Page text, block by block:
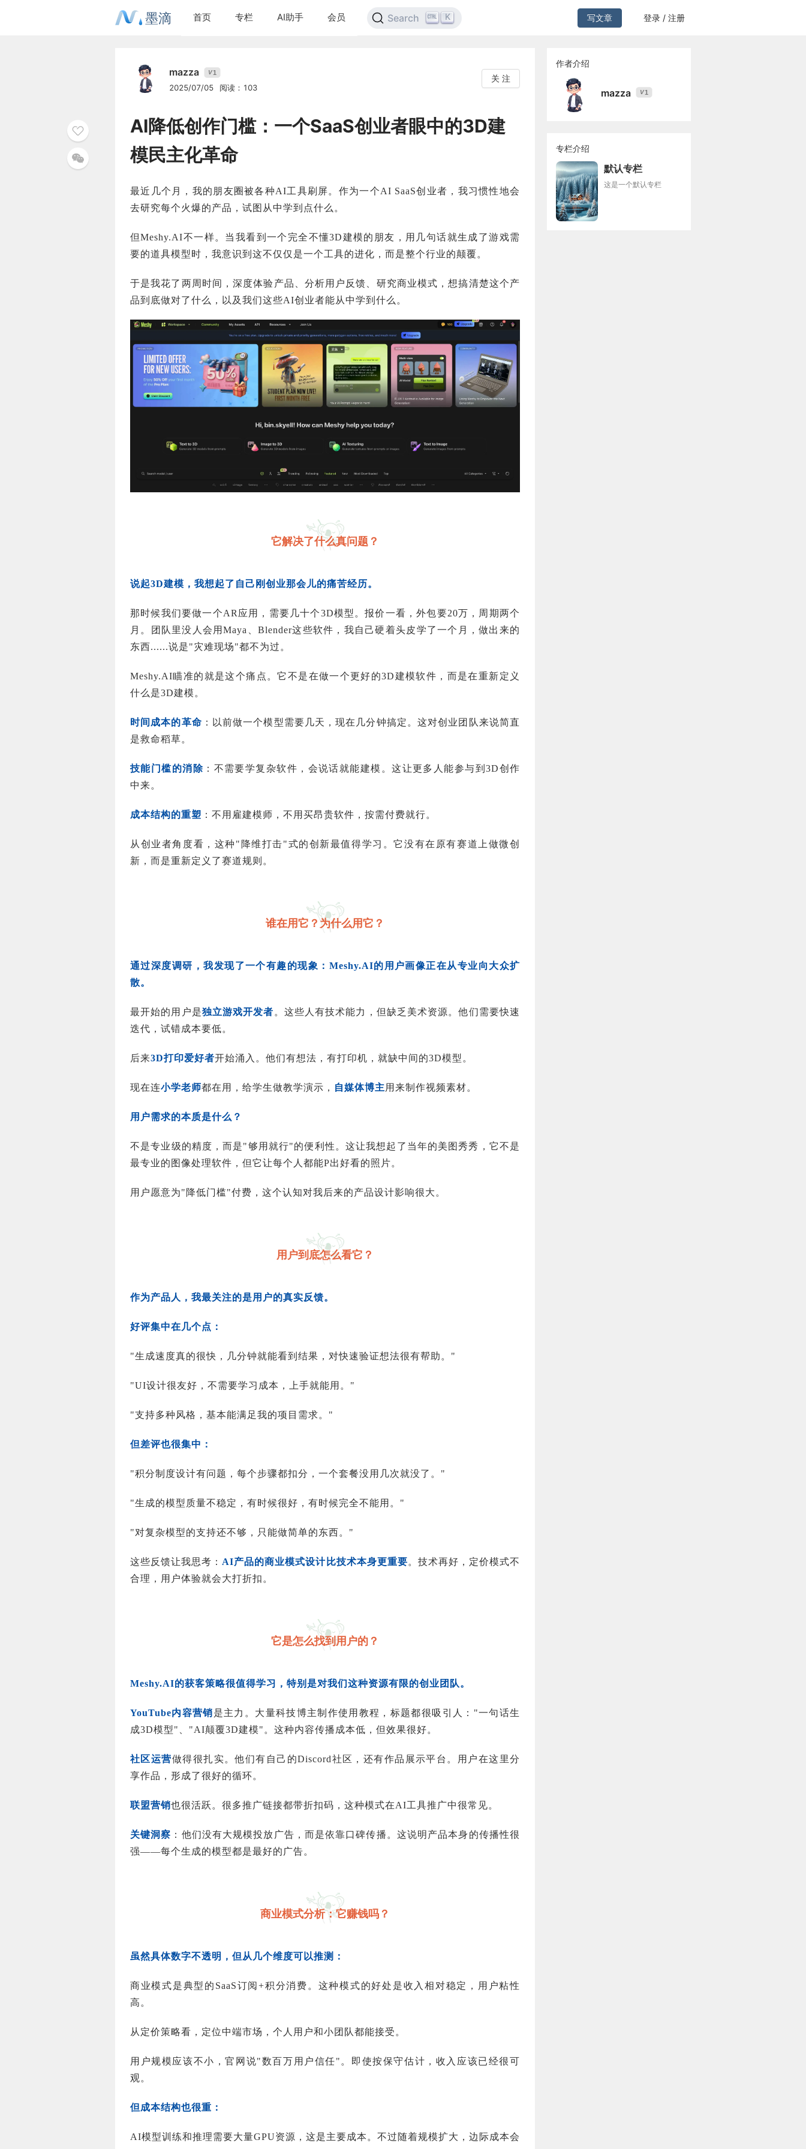
墨滴 首页 专栏 AI助手 会员 Search K 写文章 登录 / 注册
mazza V1
2025/07/05 阅读：103
关 注
AI降低创作门槛：一个SaaS创业者眼中的3D建
模民主化革命
最近几个月，我的朋友圈被各种AI工具刷屏。作为一个AI SaaS创业者，我习惯性地会
去研究每个火爆的产品，试图从中学到点什么。
但Meshy.AI不一样。当我看到一个完全不懂3D建模的朋友，用几句话就生成了游戏需
要的道具模型时，我意识到这不仅仅是一个工具的进化，而是整个行业的颠覆。
于是我花了两周时间，深度体验产品、分析用户反馈、研究商业模式，想搞清楚这个产
品到底做对了什么，以及我们这些AI创业者能从中学到什么。
它解决了什么真问题？
说起3D建模，我想起了自己刚创业那会儿的痛苦经历。
那时候我们要做一个AR应用，需要几十个3D模型。报价一看，外包要20万，周期两个
月。团队里没人会用Maya、Blender这些软件，我自己硬着头皮学了一个月，做出来的
东西......说是"灾难现场"都不为过。
Meshy.AI瞄准的就是这个痛点。它不是在做一个更好的3D建模软件，而是在重新定义
什么是3D建模。
时间成本的革命 ：以前做一个模型需要几天，现在几分钟搞定。这对创业团队来说简直
是救命稻草。
技能门槛的消除 ：不需要学复杂软件，会说话就能建模。这让更多人能参与到3D创作
中来。
成本结构的重塑 ：不用雇建模师，不用买昂贵软件，按需付费就行。
从创业者角度看，这种"降维打击"式的创新最值得学习。它没有在原有赛道上做微创
新，而是重新定义了赛道规则。
谁在用它？为什么用它？
通过深度调研，我发现了一个有趣的现象：Meshy.AI的用户画像正在从专业向大众扩
散。
最开始的用户是独立游戏开发者 。这些人有技术能力，但缺乏美术资源。他们需要快速
迭代，试错成本要低。
后来3D打印爱好者开始涌入。他们有想法，有打印机，就缺中间的3D模型。
现在连小学老师都在用，给学生做教学演示， 自媒体博主用来制作视频素材。
用户需求的本质是什么？
不是专业级的精度，而是"够用就行"的便利性。这让我想起了当年的美图秀秀，它不是
最专业的图像处理软件，但它让每个人都能P出好看的照片。
用户愿意为"降低门槛"付费，这个认知对我后来的产品设计影响很大。
用户到底怎么看它？
作为产品人，我最关注的是用户的真实反馈。
好评集中在几个点：
"生成速度真的很快，几分钟就能看到结果，对快速验证想法很有帮助。"
"UI设计很友好，不需要学习成本，上手就能用。"
"支持多种风格，基本能满足我的项目需求。"
但差评也很集中：
"积分制度设计有问题，每个步骤都扣分，一个套餐没用几次就没了。"
"生成的模型质量不稳定，有时候很好，有时候完全不能用。"
"对复杂模型的支持还不够，只能做简单的东西。"
这些反馈让我思考： AI产品的商业模式设计比技术本身更重要。技术再好，定价模式不
合理，用户体验就会大打折扣。
它是怎么找到用户的？
Meshy.AI的获客策略很值得学习，特别是对我们这种资源有限的创业团队。
YouTube内容营销是主力。大量科技博主制作使用教程，标题都很吸引人："一句话生
成3D模型"、"AI颠覆3D建模"。这种内容传播成本低，但效果很好。
社区运营做得很扎实。他们有自己的Discord社区，还有作品展示平台。用户在这里分
享作品，形成了很好的循环。
联盟营销也很活跃。很多推广链接都带折扣码，这种模式在AI工具推广中很常见。
关键洞察 ：他们没有大规模投放广告，而是依靠口碑传播。这说明产品本身的传播性很
强——每个生成的模型都是最好的广告。
商业模式分析：它赚钱吗？
虽然具体数字不透明，但从几个维度可以推测：
商业模式是典型的SaaS订阅+积分消费。这种模式的好处是收入相对稳定，用户粘性
高。
从定价策略看，定位中端市场，个人用户和小团队都能接受。
用户规模应该不小，官网说"数百万用户信任"。即使按保守估计，收入应该已经很可
观。
但成本结构也很重：
AI模型训练和推理需要大量GPU资源，这是主要成本。不过随着规模扩大，边际成本会
作者介绍
mazza V1
专栏介绍
默认专栏
这是一个默认专栏